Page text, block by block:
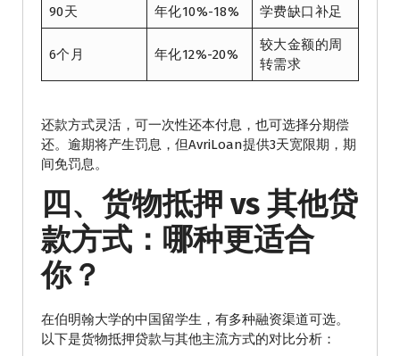
90天 年化10%-18% 学费缺口补足
6个月 年化12%-20%
较大金额的周
转需求
还款方式灵活，可一次性还本付息，也可选择分期偿
还。逾期将产生罚息，但AvriLoan提供3天宽限期，期
间免罚息。
四、货物抵押 vs 其他贷
款方式：哪种更适合
你？
在伯明翰大学的中国留学生，有多种融资渠道可选。
以下是货物抵押贷款与其他主流方式的对比分析：